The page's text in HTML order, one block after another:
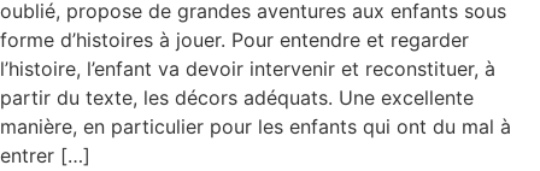
oublié, propose de grandes aventures aux enfants sous
forme d’histoires à jouer. Pour entendre et regarder
l’histoire, l’enfant va devoir intervenir et reconstituer, à
partir du texte, les décors adéquats. Une excellente
manière, en particulier pour les enfants qui ont du mal à
entrer […]